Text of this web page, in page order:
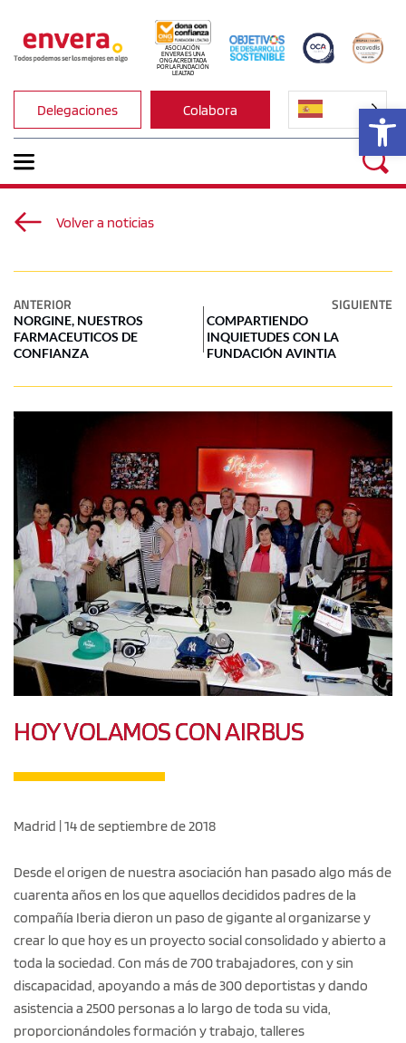
ASOCIACIÓN
ENVERA ES UNA
ONG ACREDITADA
POR LA FUNDACIÓN
LEALTAD
Delegaciones Colabora
Volver a noticias
ANTERIOR SIGUIENTE
NORGINE, NUESTROS
FARMACEUTICOS DE
CONFIANZA
COMPARTIENDO
INQUIETUDES CON LA
FUNDACIÓN AVINTIA
HOY VOLAMOS CON AIRBUS
Madrid | 14 de septiembre de 2018
Desde el origen de nuestra asociación han pasado algo más de
cuarenta años en los que aquellos decididos padres de la
compañía Iberia dieron un paso de gigante al organizarse y
crear lo que hoy es un proyecto social consolidado y abierto a
toda la sociedad. Con más de 700 trabajadores, con y sin
discapacidad, apoyando a más de 300 deportistas y dando
asistencia a 2500 personas a lo largo de toda su vida,
proporcionándoles formación y trabajo, talleres